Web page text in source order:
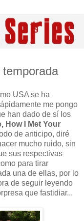
USA se ha
me pongo
han dado de sí los
How I Met Your
de anticipo, diré
mucho ruido, sin
sus respectivas
para tirar
una de ellas, por lo
de seguir leyendo
que fastidiar...